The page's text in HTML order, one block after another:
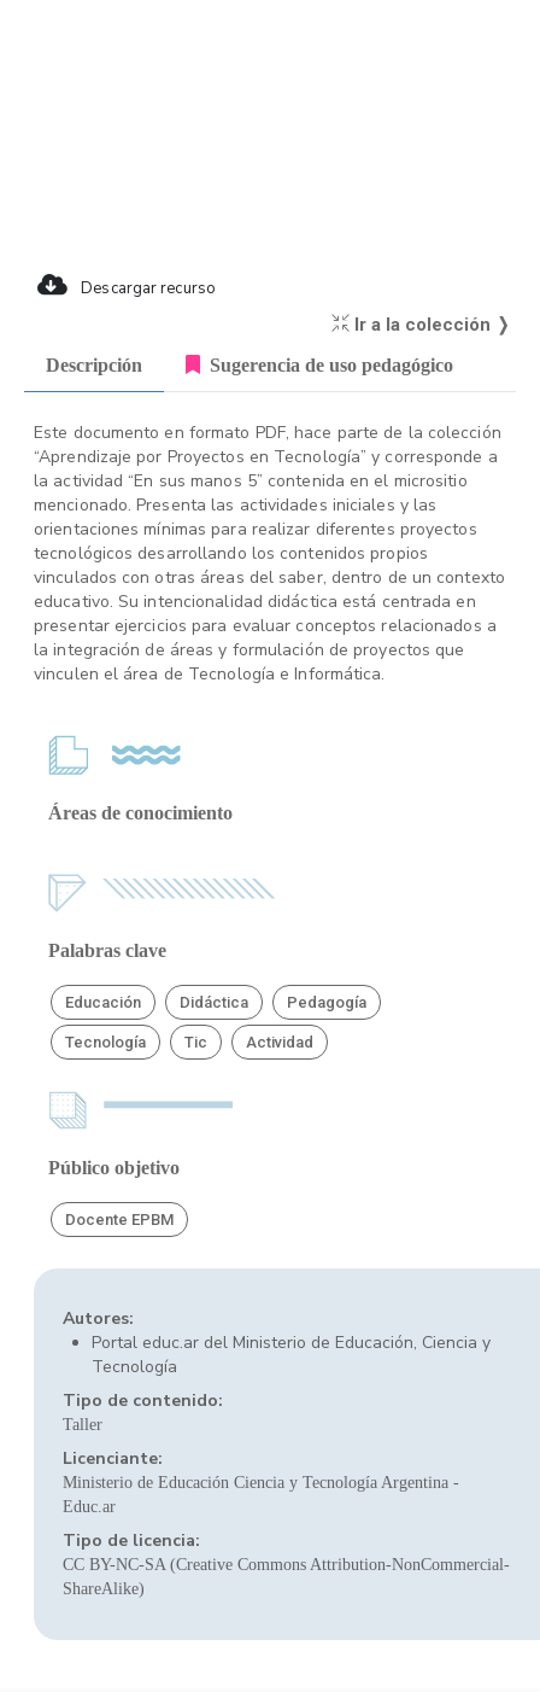
Descargar recurso
Ir a la colección ❭
Descripción Sugerencia de uso pedagógico
Este documento en formato PDF, hace parte de la colección
“Aprendizaje por Proyectos en Tecnología” y corresponde a
la actividad “En sus manos 5” contenida en el micrositio
mencionado. Presenta las actividades iniciales y las
orientaciones mínimas para realizar diferentes proyectos
tecnológicos desarrollando los contenidos propios
vinculados con otras áreas del saber, dentro de un contexto
educativo. Su intencionalidad didáctica está centrada en
presentar ejercicios para evaluar conceptos relacionados a
la integración de áreas y formulación de proyectos que
vinculen el área de Tecnología e Informática.
Áreas de conocimiento
Palabras clave
Educación Didáctica Pedagogía
Tecnología Tic Actividad
Público objetivo
Docente EPBM
Autores:
Portal educ.ar del Ministerio de Educación, Ciencia y
Tecnología
Tipo de contenido:
Taller
Licenciante:
Ministerio de Educación Ciencia y Tecnología Argentina -
Educ.ar
Tipo de licencia:
CC BY-NC-SA (Creative Commons Attribution-NonCommercial-
ShareAlike)